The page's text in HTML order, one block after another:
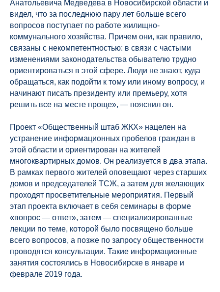
Анатольевича Медведева в Новосибирской области и
видел, что за последнюю пару лет больше всего
вопросов поступает по работе жилищно-
коммунального хозяйства. Причем они, как правило,
связаны с некомпетентностью: в связи с частыми
изменениями законодательства обывателю трудно
ориентироваться в этой сфере. Люди не знают, куда
обращаться, как подойти к тому или иному вопросу, и
начинают писать президенту или премьеру, хотя
решить все на месте проще», — пояснил он.
Проект «Общественный штаб ЖКХ» нацелен на
устранение информационных пробелов граждан в
этой области и ориентирован на жителей
многоквартирных домов. Он реализуется в два этапа.
В рамках первого жителей оповещают через старших
домов и председателей ТСЖ, а затем для желающих
проходят просветительные мероприятия. Первый
этап проекта включает в себя семинары в форме
«вопрос — ответ», затем — специализированные
лекции по теме, которой было посвящено больше
всего вопросов, а позже по запросу общественности
проводятся консультации. Такие информационные
занятия состоялись в Новосибирске в январе и
феврале 2019 года.